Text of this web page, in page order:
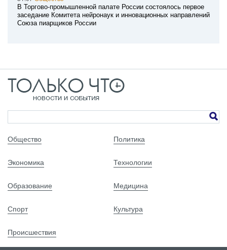
В Торгово-промышленной палате России состоялось первое
заседание Комитета нейронаук и инновационных направлений
Союза пиарщиков России
Общество Политика
Экономика Технологии
Образование Медицина
Спорт Культура
Происшествия